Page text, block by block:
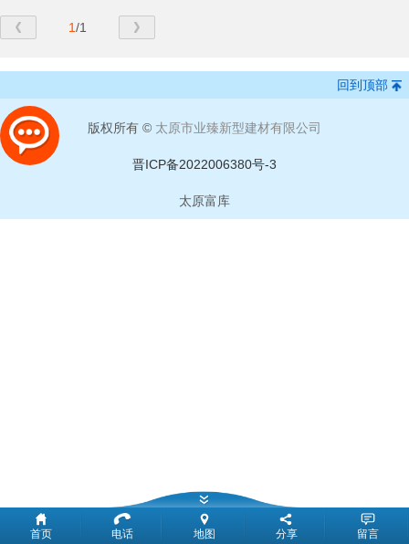
1/1
回到顶部
版权所有 © 太原市业臻新型建材有限公司
晋ICP备2022006380号-3
太原富库
首页 电话 地图 分享 留言